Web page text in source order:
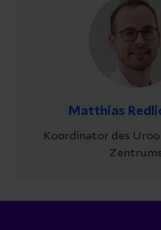
Matthias
Koordinator des